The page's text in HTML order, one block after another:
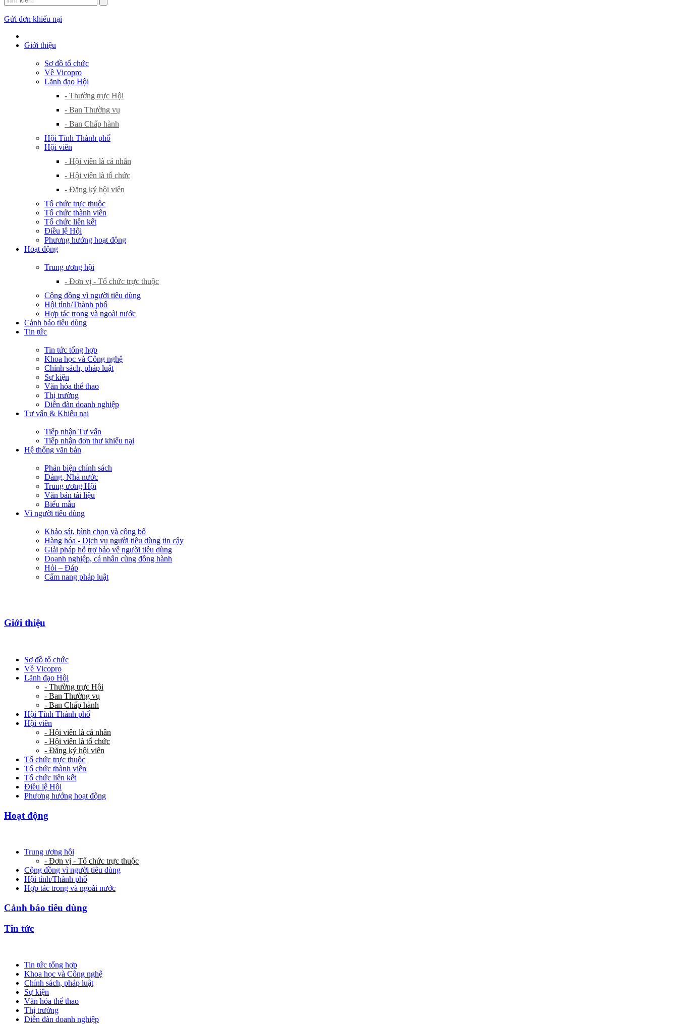
Gửi đơn khiếu nại
Giới thiệu
Sơ đồ tổ chức
Về Vicopro
Lãnh đạo Hội
- Thường trực Hội
- Ban Thường vụ
- Ban Chấp hành
Hội Tỉnh Thành phố
Hội viên
- Hội viên là cá nhân
- Hội viên là tổ chức
- Đăng ký hội viên
Tổ chức trực thuộc
Tổ chức thành viên
Tổ chức liên kết
Điều lệ Hội
Phương hướng hoạt động
Hoạt động
Trung ương hội
- Đơn vị - Tổ chức trực thuộc
Cộng đồng vì người tiêu dùng
Hội tỉnh/Thành phố
Hợp tác trong và ngoài nước
Cảnh báo tiêu dùng
Tin tức
Tin tức tổng hợp
Khoa học và Công nghệ
Chính sách, pháp luật
Sự kiện
Văn hóa thể thao
Thị trường
Diễn đàn doanh nghiệp
Tư vấn & Khiếu nại
Tiếp nhận Tư vấn
Tiếp nhận đơn thư khiếu nại
Hệ thống văn bản
Phản biện chính sách
Đảng, Nhà nước
Trung ương Hội
Văn bản tài liệu
Biểu mẫu
Vì người tiêu dùng
Khảo sát, bình chọn và công bố
Hàng hóa - Dịch vụ người tiêu dùng tin cậy
Giải pháp hỗ trợ bảo vệ người tiêu dùng
Doanh nghiệp, cá nhân cùng đồng hành
Hỏi – Đáp
Cẩm nang pháp luật
Giới thiệu
Sơ đồ tổ chức
Về Vicopro
Lãnh đạo Hội
- Thường trực Hội
- Ban Thường vụ
- Ban Chấp hành
Hội Tỉnh Thành phố
Hội viên
- Hội viên là cá nhân
- Hội viên là tổ chức
- Đăng ký hội viên
Tổ chức trực thuộc
Tổ chức thành viên
Tổ chức liên kết
Điều lệ Hội
Phương hướng hoạt động
Hoạt động
Trung ương hội
- Đơn vị - Tổ chức trực thuộc
Cộng đồng vì người tiêu dùng
Hội tỉnh/Thành phố
Hợp tác trong và ngoài nước
Cảnh báo tiêu dùng
Tin tức
Tin tức tổng hợp
Khoa học và Công nghệ
Chính sách, pháp luật
Sự kiện
Văn hóa thể thao
Thị trường
Diễn đàn doanh nghiệp